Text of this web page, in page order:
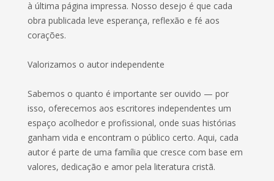
à última página impressa. Nosso desejo é que cada
obra publicada leve esperança, reflexão e fé aos
corações.
Valorizamos o autor independente
Sabemos o quanto é importante ser ouvido — por
isso, oferecemos aos escritores independentes um
espaço acolhedor e profissional, onde suas histórias
ganham vida e encontram o público certo. Aqui, cada
autor é parte de uma família que cresce com base em
valores, dedicação e amor pela literatura cristã.